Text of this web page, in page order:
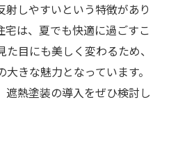
射しやすいという特徴があり
宅は、夏でも快適に過ごすこ
目にも美しく変わるため、
きな魅力となっています。
遮熱塗装の導入をぜひ検討し